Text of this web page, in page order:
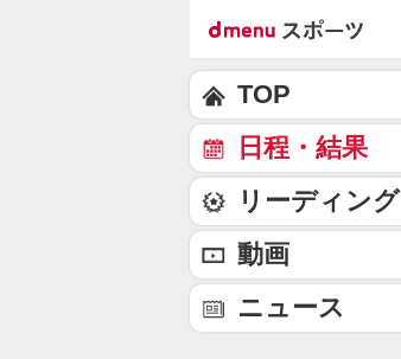
TOP
日程・結果
リーディング
動画
ニュース